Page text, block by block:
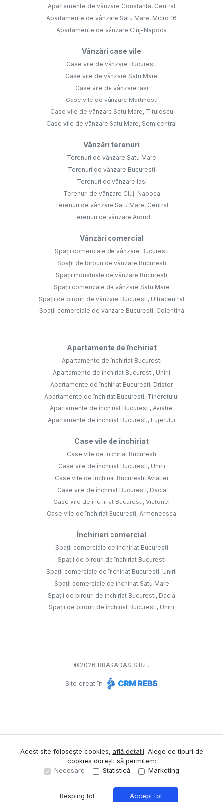
Apartamente de vânzare Constanta, Central
Apartamente de vânzare Satu Mare, Micro 16
Apartamente de vânzare Cluj-Napoca
Vânzări case vile
Case vile de vânzare Bucuresti
Case vile de vânzare Satu Mare
Case vile de vânzare Iasi
Case vile de vânzare Martinesti
Case vile de vânzare Satu Mare, Titulescu
Case vile de vânzare Satu Mare, Semicentral
Vânzări terenuri
Terenuri de vânzare Satu Mare
Terenuri de vânzare Bucuresti
Terenuri de vânzare Iasi
Terenuri de vânzare Cluj-Napoca
Terenuri de vânzare Satu Mare, Central
Terenuri de vânzare Ardud
Vânzări comercial
Spații comerciale de vânzare Bucuresti
Spații de birouri de vânzare Bucuresti
Spații industriale de vânzare Bucuresti
Spații comerciale de vânzare Satu Mare
Spații de birouri de vânzare Bucuresti, Ultracentral
Spații comerciale de vânzare Bucuresti, Colentina
Apartamente de închiriat
Apartamente de închiriat Bucuresti
Apartamente de închiriat Bucuresti, Unirii
Apartamente de închiriat Bucuresti, Dristor
Apartamente de închiriat Bucuresti, Tineretului
Apartamente de închiriat Bucuresti, Aviatiei
Apartamente de închiriat Bucuresti, Lujerului
Case vile de închiriat
Case vile de închiriat Bucuresti
Case vile de închiriat Bucuresti, Unirii
Case vile de închiriat Bucuresti, Aviatiei
Case vile de închiriat Bucuresti, Dacia
Case vile de închiriat Bucuresti, Victoriei
Case vile de închiriat Bucuresti, Armeneasca
Închirieri comercial
Spații comerciale de închiriat Bucuresti
Spații de birouri de închiriat Bucuresti
Spații comerciale de închiriat Bucuresti, Unirii
Spații comerciale de închiriat Satu Mare
Spații de birouri de închiriat Bucuresti, Dacia
Spații de birouri de închiriat Bucuresti, Unirii
©2026 BRASADAS S.R.L.
Site creat în
Acest site folosește cookies, află detalii. Alege ce tipuri de
cookies dorești să permitem:
Necesare
Statistică Marketing
Resping tot Accept tot